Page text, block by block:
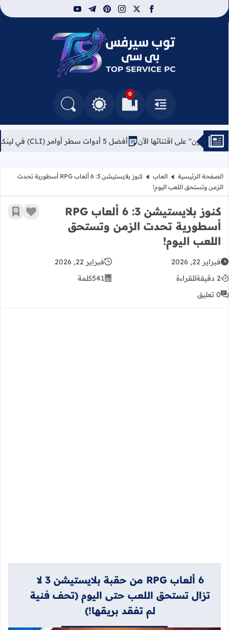
facebook
x
instagram
pinterest
telegram
youtube
توب سيرفس
القائمة
0
العلامات المرجعيةالتغيير بين الوضع النهاري والداكن
البحث في المدونة
أفضل 5 أدوات سطر أوامر (CLI) في لينكس: بدائل حديثة ستفاجئك
الصفحة الرئيسية العاب
كنوز بلايستيشن 3: 6 ألعاب RPG أسطورية تحدت
الزمن وتستحق اللعب اليوم!
كنوز بلايستيشن 3: 6 ألعاب RPG
أسطورية تحدت الزمن وتستحق
اللعب اليوم!
زر أضف
فبراير 22, 2026
فبراير 22, 2026
2 دقيقة
للقراءة 541كلمة
0 تعليق
6 ألعاب RPG من حقبة بلايستيشن 3 لا
تزال تستحق اللعب حتى اليوم (تحف فنية
لم تفقد بريقها!)